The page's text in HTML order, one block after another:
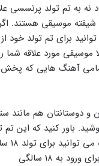
نه به تم تولد پرنسسی
شیفته موسیقی هستند.
برای تم تولد خود
موسیقی مورد علاقه
آهنگ هایی که
و دوستانتان هم مانند
باور کنید که این
تولد 18 سالگی خود انتخاب کنید.
به 18 سالگی